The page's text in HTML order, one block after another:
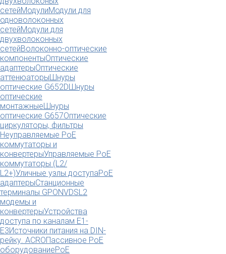
сетейМодулиМодули для
одноволоконных
сетейМодули для
двухволоконных
сетейВолоконно-оптические
компонентыОптические
адаптерыОптические
аттенюаторыШнуры
оптические G652DШнуры
оптические
монтажныеШнуры
оптические G657Оптические
циркуляторы, фильтры
Неуправляемые PoE
коммутаторы и
конвертерыУправляемые PoE
коммутаторы (L2/
L2+)Уличные узлы доступаPoE
адаптерыСтанционные
терминалы GPONVDSL2
модемы и
конвертерыУстройства
доступа по каналам E1-
E3Источники питания на DIN-
рейку. ACROПассивное PoE
оборудованиеPoE